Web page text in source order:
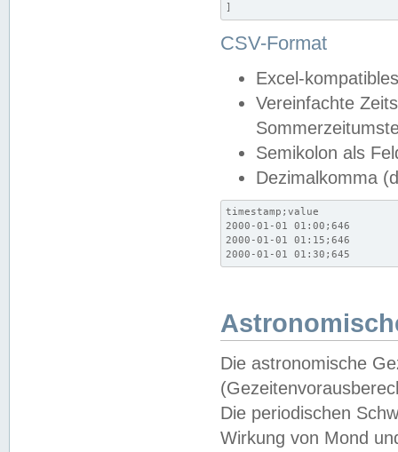
]
CSV-Format
Excel-
Vereinfachte
Semikolon als
Dezimalkomma
timestamp;value
2000-01-01 01:00;646
2000-01-01 01:15;646
2000-01-01 01:30;645
Die astronomische
Die periodischen
Wirkung von Mond